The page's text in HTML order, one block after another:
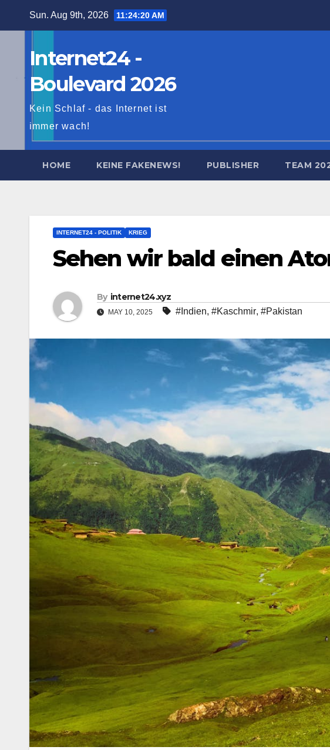
Sun. Aug 9th, 2026 11:24:21 AM
Internet24 -
Boulevard 2026
Kein Schlaf - das Internet ist
immer wach!
HOME KEINE FAKENEWS! PUBLISHER TEAM
INTERNET24 - POLITIK KRIEG
Sehen wir bald einen
By internet24.xyz
MAY 10, 2025 #Indien, #Kaschmir, #Pakistan